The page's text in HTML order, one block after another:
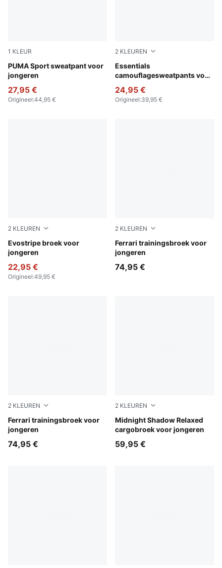
1 KLEUR
PUMA Sport sweatpant voor
jongeren
Puma Black
27,95 €
Origineel:44,95 €
2 KLEUREN
Essentials
camouflagesweatpants voor
Pebble Gray
24,95 €
Origineel:39,95 €
2 KLEUREN
Evostripe broek voor
jongeren
Puma Black
22,95 €
Origineel:49,95 €
2 KLEUREN
Ferrari trainingsbroek voor
jongeren
Rosso Corsa
74,95 €
2 KLEUREN
Ferrari trainingsbroek voor
jongeren
Puma Black
74,95 €
2 KLEUREN
Midnight Shadow Relaxed
cargobroek voor jongeren
Chocolate Fondue
59,95 €